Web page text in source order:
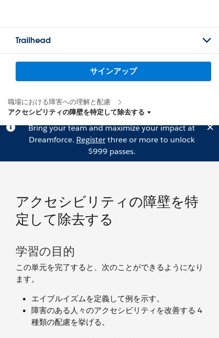
Trailhead
サインアップ
職場における障害への理解と配慮
アクセシビリティの障壁を特定して除去する
Bring your team and maximize your impact at
Dreamforce. Registerthree or more to unlock
$999 passes.
アクセシビリティの障壁を特
定して除去する
学習の目的
この単元を完了すると、次のことができるようになり
ます。
エイブルイズムを定義して例を示す。
障害のある人々のアクセシビリティを改善する 4
種類の配慮を挙げる。